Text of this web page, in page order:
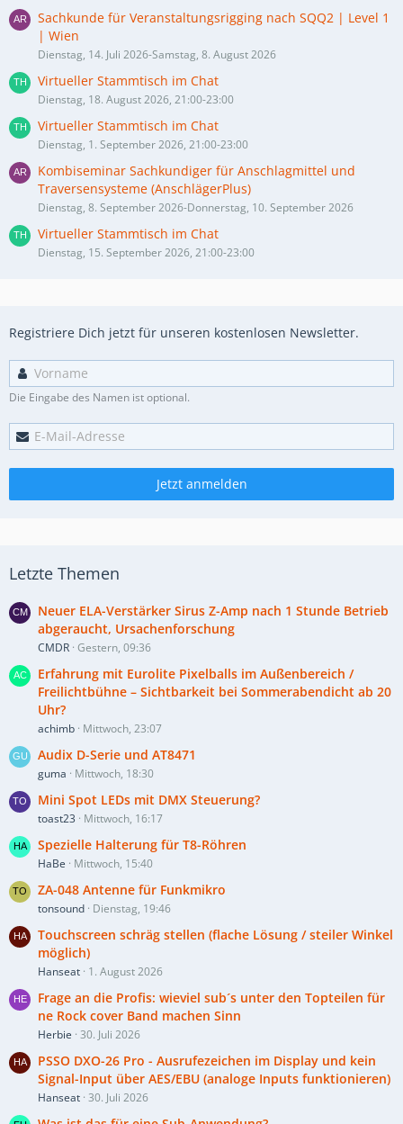
Sachkunde für Veranstaltungsrigging nach SQQ2 | Level 1
| Wien
Dienstag, 14. Juli 2026-Samstag, 8. August 2026
Virtueller Stammtisch im Chat
Dienstag, 18. August 2026, 21:00-23:00
Virtueller Stammtisch im Chat
Dienstag, 1. September 2026, 21:00-23:00
Kombiseminar Sachkundiger für Anschlagmittel und
Traversensysteme (AnschlägerPlus)
Dienstag, 8. September 2026-Donnerstag, 10. September 2026
Virtueller Stammtisch im Chat
Dienstag, 15. September 2026, 21:00-23:00
Registriere Dich jetzt für unseren kostenlosen Newsletter.
Die Eingabe des Namen ist optional.
Jetzt anmelden
Letzte Themen
Neuer ELA-Verstärker Sirus Z-Amp nach 1 Stunde Betrieb
abgeraucht, Ursachenforschung
CMDR Gestern, 09:36
Erfahrung mit Eurolite Pixelballs im Außenbereich /
Freilichtbühne – Sichtbarkeit bei Sommerabendicht ab 20
Uhr?
achimb Mittwoch, 23:07
Audix D-Serie und AT8471
guma Mittwoch, 18:30
Mini Spot LEDs mit DMX Steuerung?
toast23 Mittwoch, 16:17
Spezielle Halterung für T8-Röhren
HaBe Mittwoch, 15:40
ZA-048 Antenne für Funkmikro
tonsound Dienstag, 19:46
Touchscreen schräg stellen (flache Lösung / steiler Winkel
möglich)
Hanseat 1. August 2026
Frage an die Profis: wieviel sub´s unter den Topteilen für
ne Rock cover Band machen Sinn
Herbie 30. Juli 2026
PSSO DXO-26 Pro - Ausrufezeichen im Display und kein
Signal-Input über AES/EBU (analoge Inputs funktionieren)
Hanseat 30. Juli 2026